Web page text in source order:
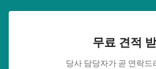
무료 견적
당사 담당자가 곧 연락드